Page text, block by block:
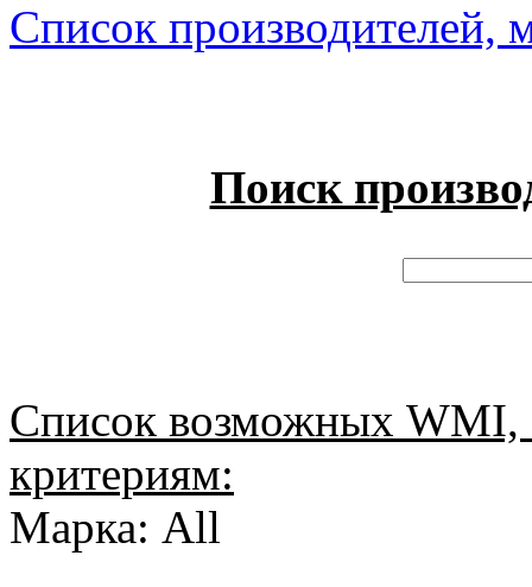
Список производителей,
Поиск
Список возможных
критериям:
Марка: All